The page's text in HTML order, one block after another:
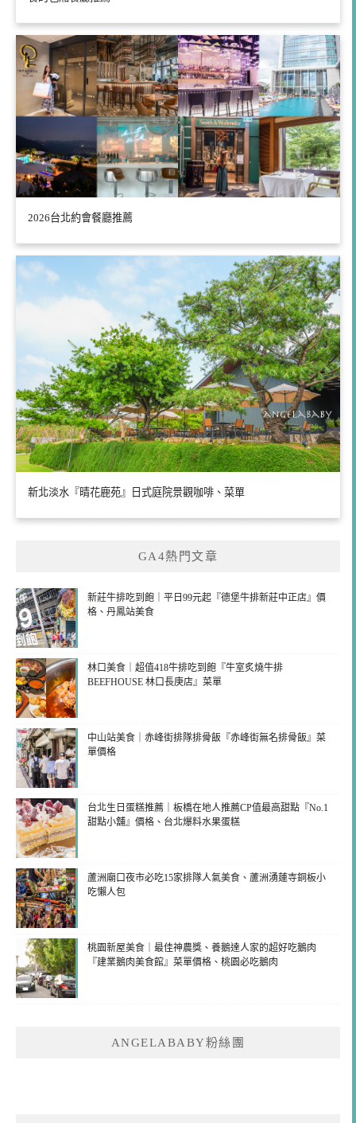
2026台北約會餐廳推薦
新北淡水『晴花鹿苑』日式庭院景觀咖啡、菜單
GA4熱門文章
新莊牛排吃到飽｜平日99元起『德堡牛排新莊中正店』價
格、丹鳳站美食
林口美食｜超值418牛排吃到飽『牛室炙燒牛排
BEEFHOUSE 林口長庚店』菜單
中山站美食｜赤峰街排隊排骨飯『赤峰街無名排骨飯』菜
單價格
台北生日蛋糕推薦｜板橋在地人推薦CP值最高甜點『No.1
甜點小舖』價格、台北爆料水果蛋糕
蘆洲廟口夜市必吃15家排隊人氣美食、蘆洲湧蓮寺銅板小
吃懶人包
桃園新屋美食｜最佳神農獎、養鵝達人家的超好吃鵝肉
『建業鵝肉美食館』菜單價格、桃園必吃鵝肉
ANGELABABY粉絲團